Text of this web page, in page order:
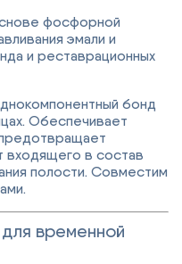
фосфорной
эмали и
и реставрационных
бонд
Обеспечивает
входящего в состав
полости. Совместим
временной